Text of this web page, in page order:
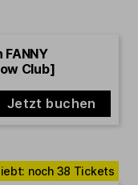
Club]
Jetzt buchen